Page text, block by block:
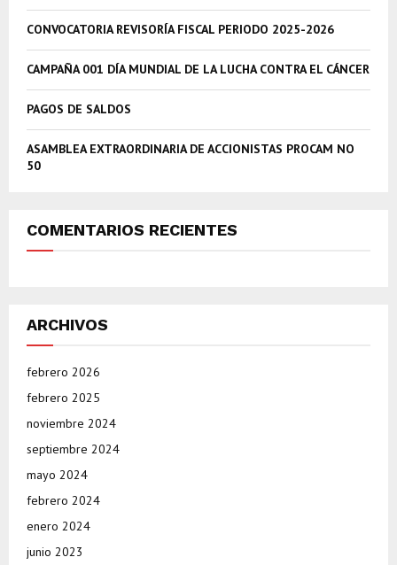
r
:
R
C
CONVOCATORIA REVISORÍA FISCAL PERIODO 2025-2026
CAMPAÑA 001 DÍA MUNDIAL DE LA LUCHA CONTRA EL CÁNCER
PAGOS DE SALDOS
ASAMBLEA EXTRAORDINARIA DE ACCIONISTAS PROCAM NO
50
COMENTARIOS RECIENTES
ARCHIVOS
febrero 2026
febrero 2025
noviembre 2024
septiembre 2024
mayo 2024
febrero 2024
enero 2024
junio 2023